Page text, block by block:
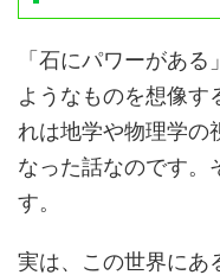
「石にパワーがあ
ようなものを想像す
れは地学や物理学の
なった話なのです。
す。
実は、この世界にあ